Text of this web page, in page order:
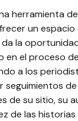
herramienta
un espacio
da la
en el proceso
a los
seguimientos
de su sitio, su
de las